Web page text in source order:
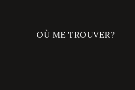
OÙ ME TROUVER?